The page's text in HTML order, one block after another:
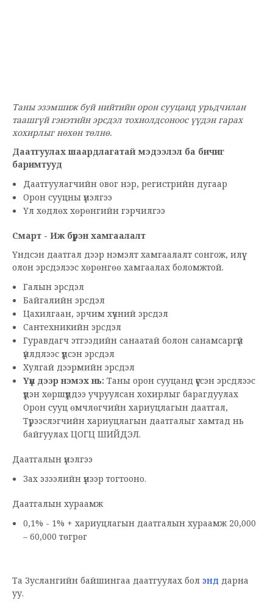
Таны эзэмшиж буй нийтийн орон сууцанд урьдчилан
таашгүй гэнэтийн эрсдэл тохиолдсоноос үүдэн гарах
хохирлыг нөхөн төлнө.
Даатгуулах шаардлагатай мэдээлэл ба бичиг
баримтууд
Даатгуулагчийн овог нэр, регистрийн дугаар
Орон сууцны үнэлгээ
Үл хөдлөх хөрөнгийн гэрчилгээ
Смарт - Иж бүрэн хамгаалалт
Үндсэн даатгал дээр нэмэлт хамгаалалт сонгож, илүү
олон эрсдэлээс хөрөнгөө хамгаалах боломжтой.
Галын эрсдэл
Байгалийн эрсдэл
Цахилгаан, эрчим хүчний эрсдэл
Сантехникийн эрсдэл
Гуравдагч этгээдийн санаатай болон санамсаргүй
үйлдлээс үүдсэн эрсдэл
Хулгай дээрмийн эрсдэл
Үүн дээр нэмэх нь: Таны орон сууцанд үүссэн эрсдлээс
үүдэн хөршүүддээ учруулсан хохирлыг барагдуулах
Орон сууц өмчлөгчийн хариуцлагын даатгал,
Түрээслэгчийн хариуцлагын даатгалыг хамтад нь
байгуулах ЦОГЦ ШИЙДЭЛ.
Даатгалын үнэлгээ
Зах эзээлийн үнээр тогтооно.
Даатгалын хураамж
0,1% - 1% + хариуцлагын даатгалын хураамж 20,000
– 60,000 төгрөг
Та Зуслангийн байшингаа даатгуулах бол энд дарна
уу.